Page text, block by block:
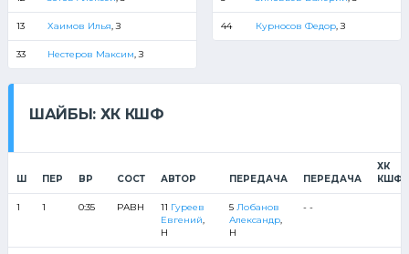
13 Хаимов Илья, З
33 Нестеров Максим, З
44 Курносов Федор, З
ШАЙБЫ: ХК КШФ
Ш ПЕР ВР СОСТ АВТОР ПЕРЕДАЧА ПЕРЕДАЧА
ХК
КШФ
1 1 0:35 РАВН 11 Гуреев
Евгений,
Н
5 Лобанов
Александр,
Н
- -